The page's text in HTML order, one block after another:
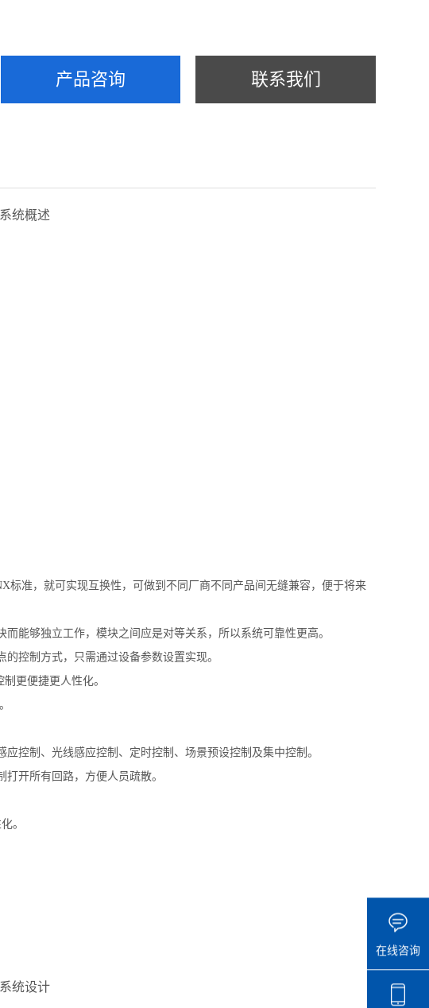
产品咨询 联系我们
统概述
准，就可实现互换性，可做到不同厂商不同产品间无缝兼容，便于将来
能够独立工作，模块之间应是对等关系，所以系统可靠性更高。
控制方式，只需通过设备参数设置实现。
更便捷更人性化。
控制、光线感应控制、定时控制、场景预设控制及集中控制。
开所有回路，方便人员疏散。
化。
统设计
在线咨询